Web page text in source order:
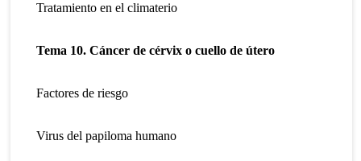
Tratamiento en el climaterio
Tema 10. Cáncer de cérvix o cuello de útero
Factores de riesgo
Virus del papiloma humano